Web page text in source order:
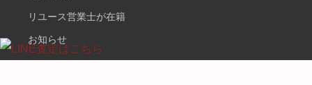
リユース営業士が在籍
お知らせ